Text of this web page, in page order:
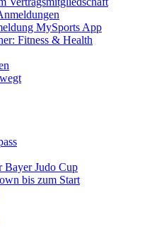
MySports App
Fitness & Health
Bayer Judo Cup
bis zum Start